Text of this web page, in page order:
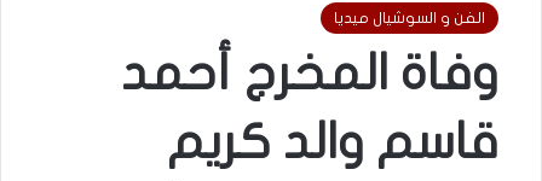
الفن و السوشيال ميديا
وفاة المخرج أحمد
قاسم والد كريم